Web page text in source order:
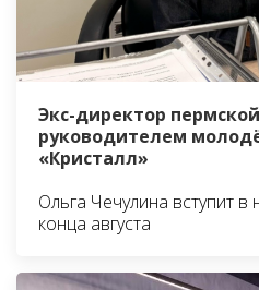
Экс-директор
руководителем
«Кристалл»
Ольга Чечулина вступит
конца августа